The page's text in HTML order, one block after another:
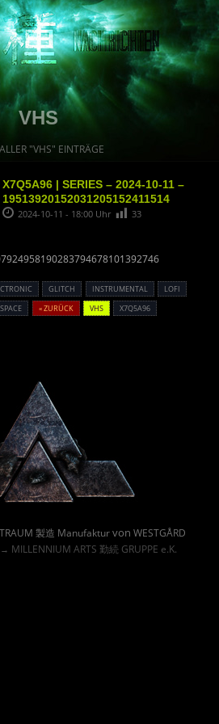
VHS
"VHS" EINTRÄGE
X7Q5A96 | SERIES – 2024-10-11 –
19513920152031205152411514
2024-10-11 - 18:00 Uhr 33
GLITCH INSTRUMENTAL
LOFI
SPACE « ZURÜCK VHS X7Q5A96
製造 Manufakturvon WESTGÅRD
MILLENNIUM ARTS 勤続 GRUPPE e.K.
Powered By :